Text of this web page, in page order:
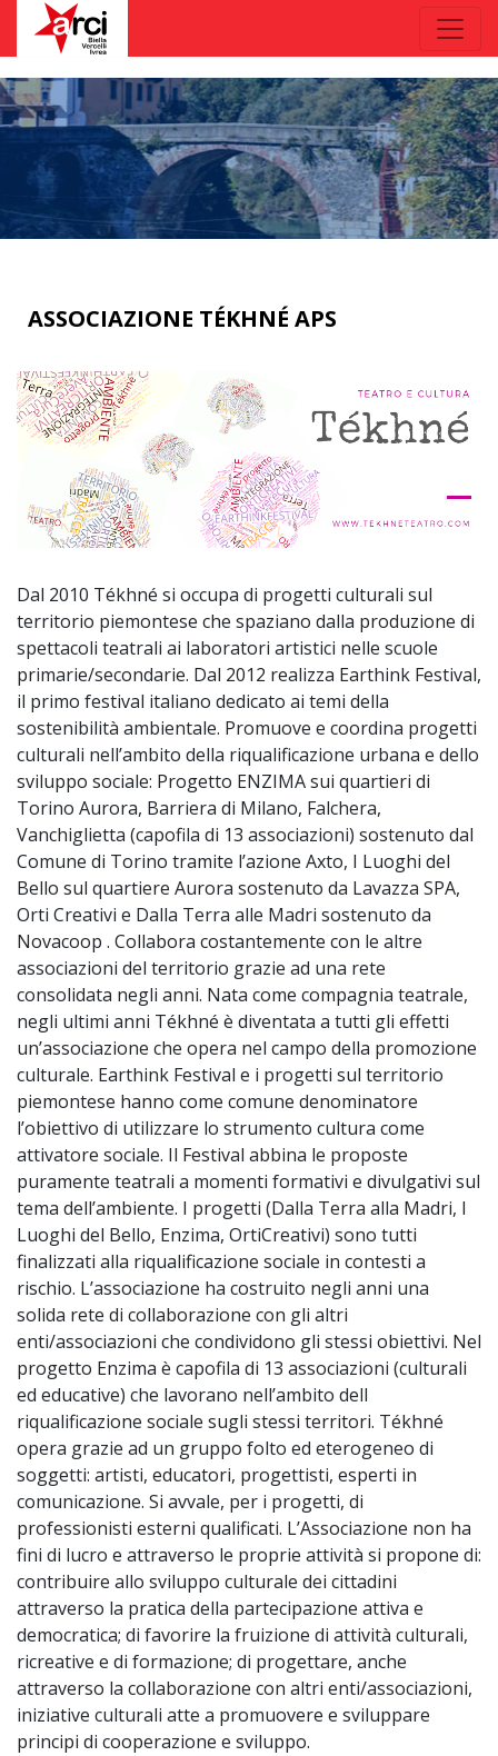
ASSOCIAZIONE TÉKHNÉ APS
Dal 2010 Tékhné si occupa di progetti culturali sul
territorio piemontese che spaziano dalla produzione di
spettacoli teatrali ai laboratori artistici nelle scuole
primarie/secondarie. Dal 2012 realizza Earthink Festival,
il primo festival italiano dedicato ai temi della
sostenibilità ambientale. Promuove e coordina progetti
culturali nell’ambito della riqualificazione urbana e dello
sviluppo sociale: Progetto ENZIMA sui quartieri di
Torino Aurora, Barriera di Milano, Falchera,
Vanchiglietta (capofila di 13 associazioni) sostenuto dal
Comune di Torino tramite l’azione Axto, I Luoghi del
Bello sul quartiere Aurora sostenuto da Lavazza SPA,
Orti Creativi e Dalla Terra alle Madri sostenuto da
Novacoop . Collabora costantemente con le altre
associazioni del territorio grazie ad una rete
consolidata negli anni. Nata come compagnia teatrale,
negli ultimi anni Tékhné è diventata a tutti gli effetti
un’associazione che opera nel campo della promozione
culturale. Earthink Festival e i progetti sul territorio
piemontese hanno come comune denominatore
l’obiettivo di utilizzare lo strumento cultura come
attivatore sociale. Il Festival abbina le proposte
puramente teatrali a momenti formativi e divulgativi sul
tema dell’ambiente. I progetti (Dalla Terra alla Madri, I
Luoghi del Bello, Enzima, OrtiCreativi) sono tutti
finalizzati alla riqualificazione sociale in contesti a
rischio. L’associazione ha costruito negli anni una
solida rete di collaborazione con gli altri
enti/associazioni che condividono gli stessi obiettivi. Nel
progetto Enzima è capofila di 13 associazioni (culturali
ed educative) che lavorano nell’ambito dell
riqualificazione sociale sugli stessi territori. Tékhné
opera grazie ad un gruppo folto ed eterogeneo di
soggetti: artisti, educatori, progettisti, esperti in
comunicazione. Si avvale, per i progetti, di
professionisti esterni qualificati. L’Associazione non ha
fini di lucro e attraverso le proprie attività si propone di:
contribuire allo sviluppo culturale dei cittadini
attraverso la pratica della partecipazione attiva e
democratica; di favorire la fruizione di attività culturali,
ricreative e di formazione; di progettare, anche
attraverso la collaborazione con altri enti/associazioni,
iniziative culturali atte a promuovere e sviluppare
principi di cooperazione e sviluppo.